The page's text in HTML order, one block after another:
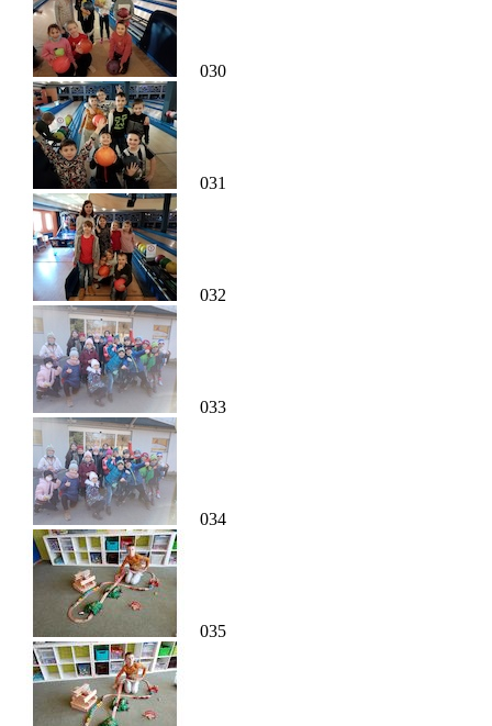
030
031
032
033
034
035